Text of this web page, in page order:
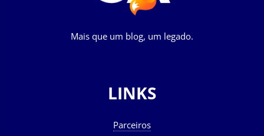
Mais que um blog, um legado.
LINKS
Parceiros